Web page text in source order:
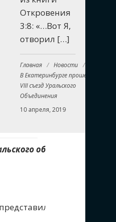
Откровения
3:8: «…Вот Я,
отворил […]
Главная / Новости /
В Екатеринбурге прошел
VIII съезд Уральского
Объединения
10 апреля, 2019
объединения,
4022 члена